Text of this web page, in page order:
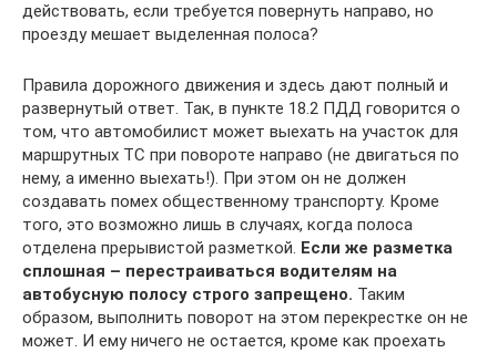
действовать, если требуется повернуть направо, но
проезду мешает выделенная полоса?
Правила дорожного движения и здесь дают полный и
развернутый ответ. Так, в пункте 18.2 ПДД говорится о
том, что автомобилист может выехать на участок для
маршрутных ТС при повороте направо (не двигаться по
нему, а именно выехать!). При этом он не должен
создавать помех общественному транспорту. Кроме
того, это возможно лишь в случаях, когда полоса
отделена прерывистой разметкой. Если же разметка
сплошная – перестраиваться водителям на
автобусную полосу строго запрещено. Таким
образом, выполнить поворот на этом перекрестке он не
может. И ему ничего не остается, кроме как проехать